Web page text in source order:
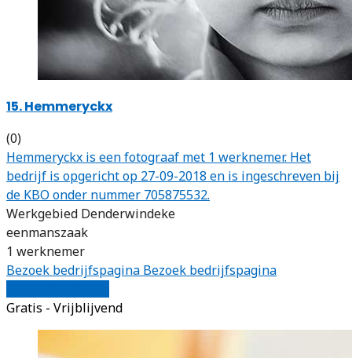
15. Hemmeryckx
(0)
Hemmeryckx is een fotograaf met 1 werknemer. Het
bedrijf is opgericht op 27-09-2018 en is ingeschreven bij
de KBO onder nummer 705875532.
Werkgebied Denderwindeke
eenmanszaak
1 werknemer
Bezoek bedrijfspagina Bezoek bedrijfspagina
Gratis - Vrijblijvend